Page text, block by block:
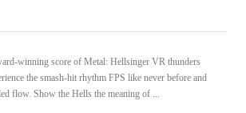
winning score of Metal: Hellsinger VR thunders
the smash-hit rhythm FPS like never before and
flow. Show the Hells the meaning of ...